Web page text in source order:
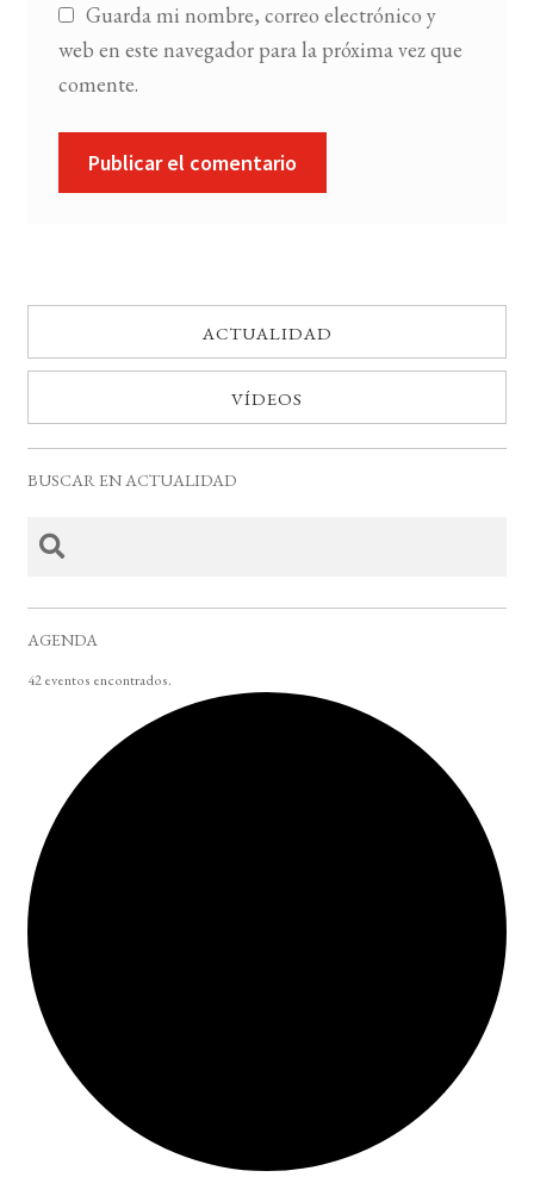
Guarda mi nombre, correo electrónico y
web en este navegador para la próxima vez que
comente.
ACTUALIDAD
VÍDEOS
BUSCAR EN ACTUALIDAD
AGENDA
42 eventos encontrados.